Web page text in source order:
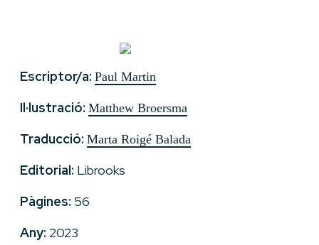
Escriptor/a: Paul Martin
Il·lustració: Matthew Broersma
Traducció: Marta Roigé Balada
Editorial: Librooks
Pàgines: 56
Any: 2023